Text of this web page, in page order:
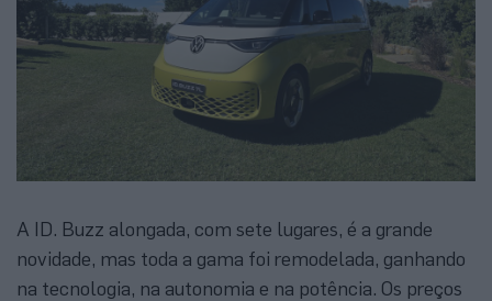
A ID. Buzz alongada, com sete lugares, é a grande
novidade, mas toda a gama foi remodelada, ganhando
na tecnologia, na autonomia e na potência. Os preços